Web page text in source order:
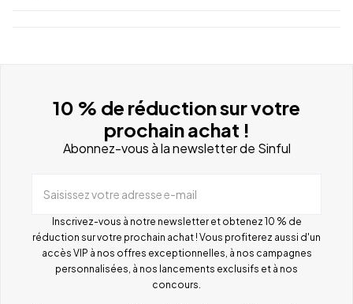
10 % de réduction sur votre
prochain achat !
Abonnez-vous à la newsletter de Sinful
Saisissez votre adresse e-mail
Inscrivez-vous à notre newsletter et obtenez 10 % de
réduction sur votre prochain achat ! Vous profiterez aussi d'un
accès VIP à nos offres exceptionnelles, à nos campagnes
personnalisées, à nos lancements exclusifs et à nos
concours.